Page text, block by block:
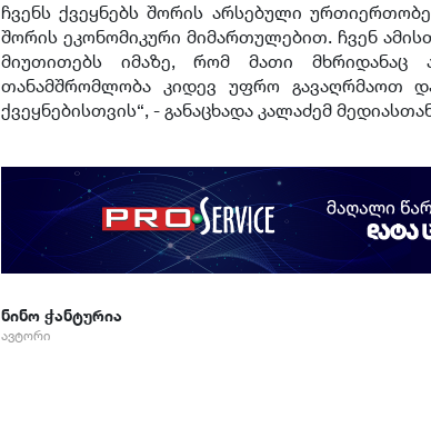
ჩვენს ქვეყნებს შორის არსებული
შორის ეკონომიკური მიმართულებით. ჩვენ
მიუთითებს იმაზე, რომ მათი მხრიდანაც
თანამშრომლობა კიდევ უფრო გავაღრმაოთ
ქვეყნებისთვის“, - განაცხადა კალაძემ
ნინო ჭანტურია
ავტორი